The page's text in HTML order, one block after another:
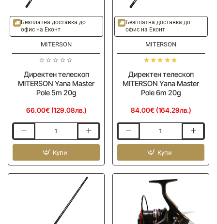
Безплатна доставка до
офис на Еконт
MITERSON
Директен телескоп
MITERSON Yana Master
Pole 5m 20g
66.00€ (129.08лв.)
телескоп
MITERSON
Yana
Master
Купи
Безплатна доставка до
офис на Еконт
MITERSON
Директен телескоп
MITERSON Yana Master
Pole 6m 20g
84.00€ (164.29лв.)
телескоп
MITERSON
Yana
Master
Купи